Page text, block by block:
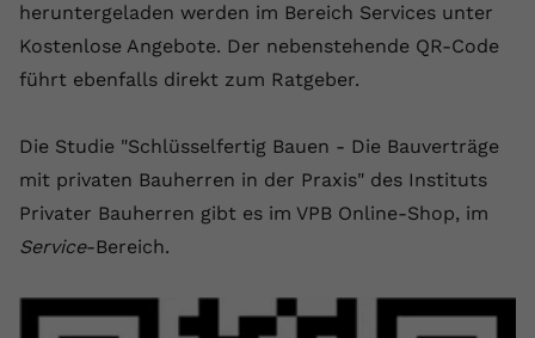
heruntergeladen werden im Bereich Services unter
Kostenlose Angebote. Der nebenstehende QR-Code
führt ebenfalls direkt zum Ratgeber.
Die Studie "Schlüsselfertig Bauen - Die Bauverträge
mit privaten Bauherren in der Praxis" des Instituts
Privater Bauherren gibt es im VPB Online-Shop, im
Service-Bereich.